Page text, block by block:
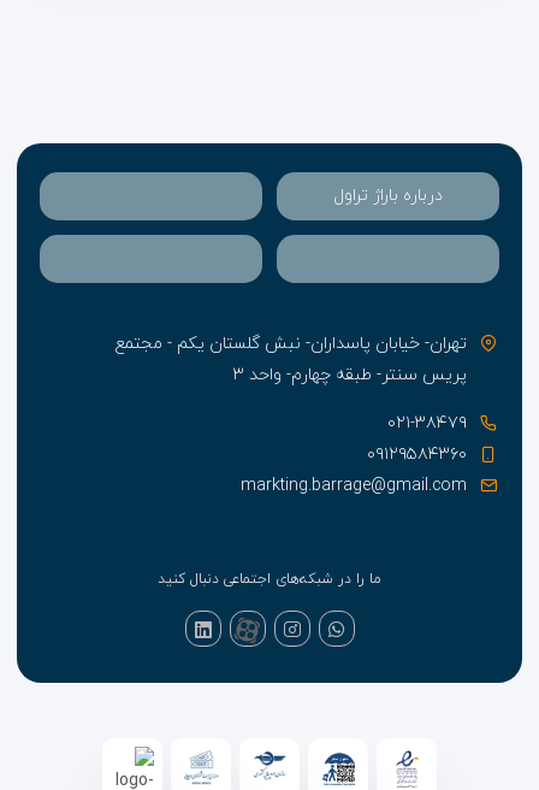
درباره باراژ تراول
تهران- خیابان پاسداران- نبش گلستان یکم - مجتمع
پریس سنتر- طبقه چهارم- واحد ۳
۰۲۱-۳۸۴۷۹
۰۹۱۲۹۵۸۴۳۶۰
markting.barrage@gmail.com
ما را در شبکه‌های اجتماعی دنبال کنید